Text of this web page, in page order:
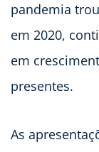
pandemia
em 2020,
em
presentes.
As